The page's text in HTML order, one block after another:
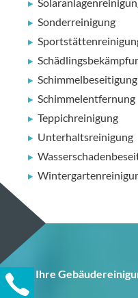
Sonderreinigung
Schimmelbeseitigung
Schimmelentfernung
Teppichreinigung
Unterhaltsreinigung
Ihre